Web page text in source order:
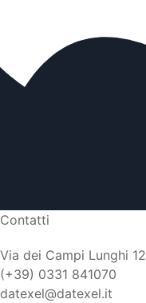
Contatti
Via dei Campi Lunghi
(+39) 0331 841070
datexel@datexel.it